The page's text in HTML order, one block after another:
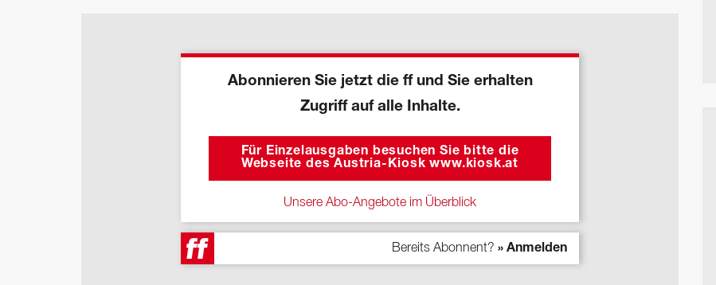
Abonnieren Sie jetzt die ff und Sie erhalten
Zugriff auf alle Inhalte.
Für Einzelausgaben besuchen Sie bitte die
Webseite des Austria-Kiosk www.kiosk.at
Unsere Abo-Angebote im Überblick
Bereits Abonnent? » Anmelden